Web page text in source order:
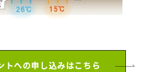
トへの申し込みはこちら